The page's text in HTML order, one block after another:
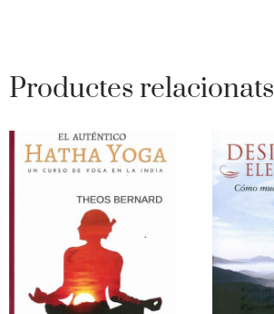
Productes relacionats